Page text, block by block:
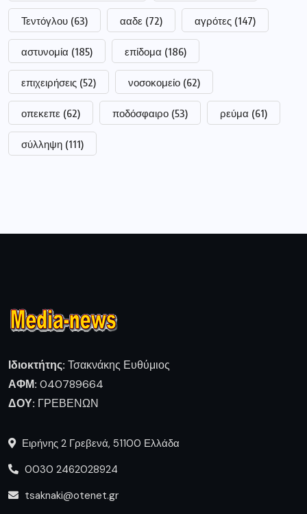
Τεντόγλου (63) ααδε (72) αγρότες (147)
αστυνομία (185) επίδομα (186)
επιχειρήσεις (52) νοσοκομείο (62)
οπεκεπε (62) ποδόσφαιρο (53) ρεύμα (61)
σύλληψη (111)
Ιδιοκτήτης: Τσακνάκης Ευθύμιος
ΑΦΜ: 040789664
ΔΟΥ: ΓΡΕΒΕΝΩΝ
Ειρήνης 2 Γρεβενά, 51100 Ελλάδα
0030 2462028924
tsaknaki@otenet.gr